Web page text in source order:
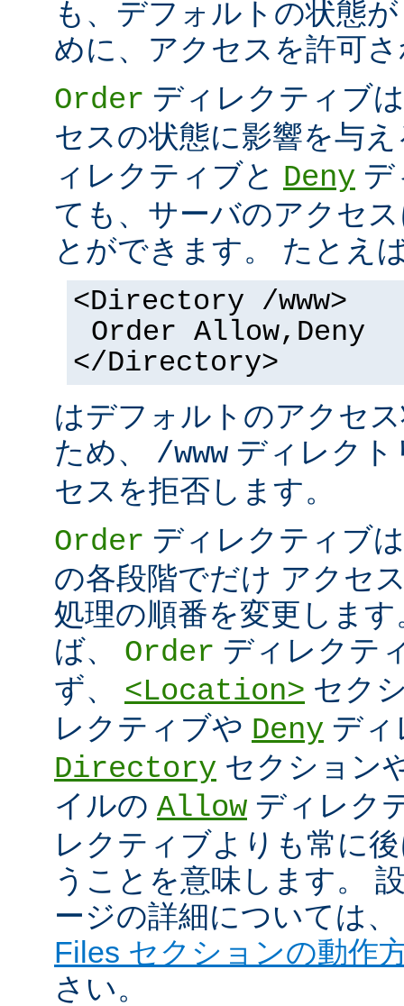
も、デフォルトの状態
めに、アクセスを許可
Order ディレクティブ
セスの状態に影響を与
ィレクティブと Deny デ
ても、サーバのアクセ
とができます。 たとえ
<Directory /www>
Order Allow,Deny
</Directory>
はデフォルトのアクセ
ため、 /www ディレク
セスを拒否します。
Order ディレクティブ
の各段階でだけ アクセ
処理の順番を変更しま
ば、 Order ディレクテ
ず、 <Location> セク
レクティブや Deny ディ
Directory セクション
イルの Allow ディレク
レクティブよりも常に
うことを意味します。
ージの詳細については
Files セクションの動作
さい。